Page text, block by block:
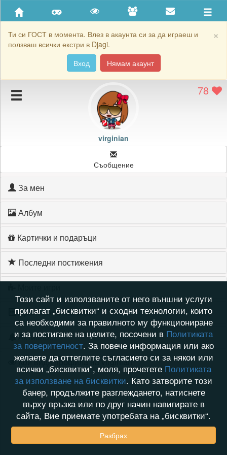
×
Ти си ГОСТ в момента. Влез в акаунта си за да играеш и
ползваш всички екстри в Djagi.
Вход
Нямам акаунт
Приятели
Хронология на игри
Подаръците на virginian
Картичките на virginian
78
virginian
Съобщение
За мен
Албум
Картички и подаръци
Последни постижения
Хронология на игри
Активност
Кой видя профила на virginian
Този сайт и използваните от него външни услуги
прилагат „бисквитки“ и сходни технологии, които
са необходими за правилното му функциониране
и за постигане на целите, посочени в Политиката
за поверителност. За повече информация или ако
желаете да оттеглите съгласието си за някои или
всички „бисквитки“, моля, прочетете Политиката
за използване на бисквитки. Като затворите този
банер, продължите разглеждането, натиснете
върху връзка или по друг начин навигирате в
сайта, Вие приемате употребата на „бисквитки“.
Разбрах